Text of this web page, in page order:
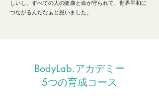
しいし、すべての人の健康と命が守られて、世界平和に
つながるんだなぁと思いました。
BodyLab.アカデミー
5つの育成コース